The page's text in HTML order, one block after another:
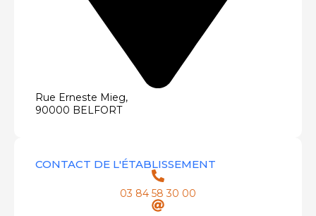
Rue Erneste Mieg,
90000 BELFORT
CONTACT DE L'ÉTABLISSEMENT
03 84 58 30 00